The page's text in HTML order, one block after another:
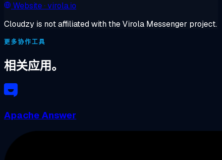
Website· virola.io
Cloudzy is not affiliated with the Virola Messenger project.
更多协作工具
相关应用。
Apache Answer